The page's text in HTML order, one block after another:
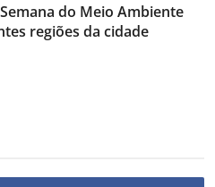
do Meio Ambiente
regiões da cidade